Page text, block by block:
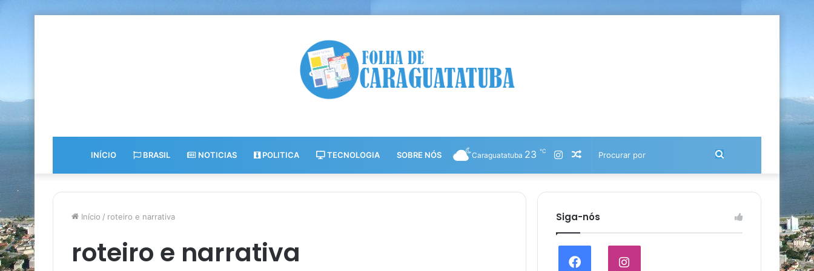
INÍCIO BRASIL NOTICIAS POLITICA TECNOLOGIA SOBRE NÓS
por
Artigo
aleatório
Instagram
Caraguatatuba 23 ℃
Início / roteiro e narrativa
roteiro e narrativa
Siga-nós